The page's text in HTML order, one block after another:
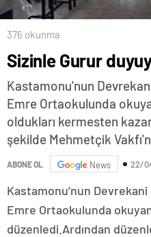
376 okunma
Sizinle Gurur
Kastamonu'nun
Emre Ortaokulunda
oldukları kermesten
şekilde Mehmetçik
ABONE OL News 22/
Kastamonu’nun
Emre Ortaokulunda
düzenledi.Ardından